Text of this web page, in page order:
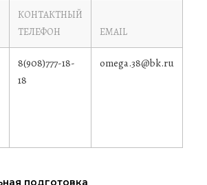
КОНТАКТНЫЙ
ТЕЛЕФОН
EMAIL
8(908)777-18-
18
omega.38@bk.ru
подготовка